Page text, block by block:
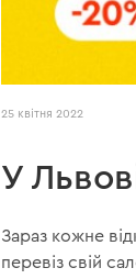
25 квітня 2022
У
Зараз кожне
перевіз свій